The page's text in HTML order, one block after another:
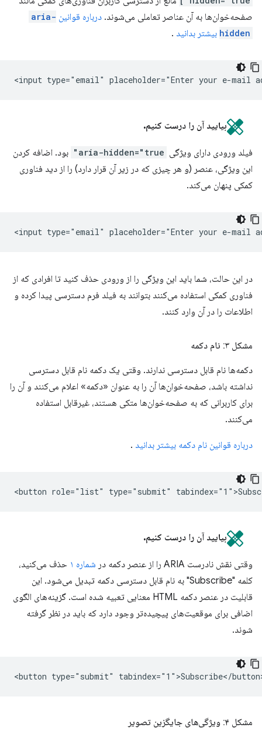
صفحه‌خوان‌ها به آن عناصر تعاملی می‌شوند. درباره قوانین aria-
hidden بیشتر بدانید .
بیایید آن را درست کنیم.
فیلد ورودی دارای ویژگی aria-hidden="true"
بود. اضافه کردن
این ویژگی، عنصر (و هر چیزی که در زیر آن قرار دارد) را از دید فناوری
کمکی پنهان می‌کند.
در این حالت، شما باید این ویژگی را از ورودی حذف کنید تا افرادی که از
فناوری کمکی استفاده می‌کنند بتوانند به فیلد فرم دسترسی پیدا کرده و
اطلاعات را در آن وارد کنند.
مشکل ۳: نام دکمه
دکمه‌ها نام قابل دسترسی ندارند. وقتی یک دکمه نام قابل دسترسی
نداشته باشد، صفحه‌خوان‌ها آن را به عنوان «دکمه» اعلام می‌کنند و آن را
برای کاربرانی که به صفحه‌خوان‌ها متکی هستند، غیرقابل استفاده
می‌کنند.
درباره قوانین نام دکمه بیشتر بدانید .
بیایید آن را درست کنیم.
وقتی نقش نادرست ARIA را از عنصر دکمه در شماره ۱
حذف می‌کنید،
کلمه "Subscribe" به نام قابل دسترسی دکمه تبدیل می‌شود. این
قابلیت در عنصر دکمه HTML معنایی تعبیه شده است. گزینه‌های الگوی
اضافی برای موقعیت‌های پیچیده‌تر وجود دارد که باید در نظر گرفته
شوند.
مشکل ۴: ویژگی‌های جایگزین تصویر